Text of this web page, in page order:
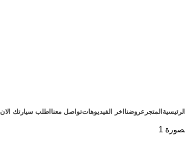
الرئيسية المتجر عروضنا اخر الفيديوهاتتواصل معنا اطلب سيارتك الان